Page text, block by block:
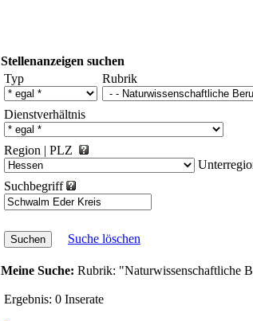
Stellenanzeigen suchen
Typ
Rubrik
Dienstverhältnis
Region | PLZ
Suchbegriff
Suche löschen
Meine Suche: Rubrik: "Naturwissenschaftliche
Ergebnis: 0 Inserate